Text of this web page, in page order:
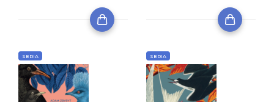
SERIA SERIA